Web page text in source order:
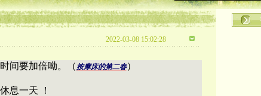
2022-03-08 15:02:28
间要加倍呦。（ 按摩床的第二春）
息一天 ！